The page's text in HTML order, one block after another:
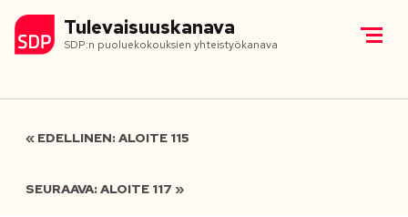
Tulevaisuuskanava
SDP:n puoluekokouksien yhteistyökanava
« EDELLINEN: ALOITE 115
SEURAAVA: ALOITE 117 »